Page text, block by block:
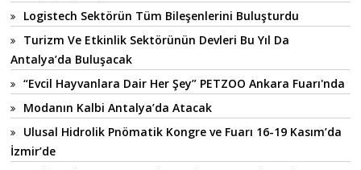
Logistech Sektörün Tüm Bileşenlerini Buluşturdu
Turizm Ve Etkinlik Sektörünün Devleri Bu Yıl Da
Antalya’da Buluşacak
“Evcil Hayvanlara Dair Her Şey” PETZOO Ankara Fuarı'nda
Modanın Kalbi Antalya’da Atacak
Ulusal Hidrolik Pnömatik Kongre ve Fuarı 16-19 Kasım’da
İzmir’de